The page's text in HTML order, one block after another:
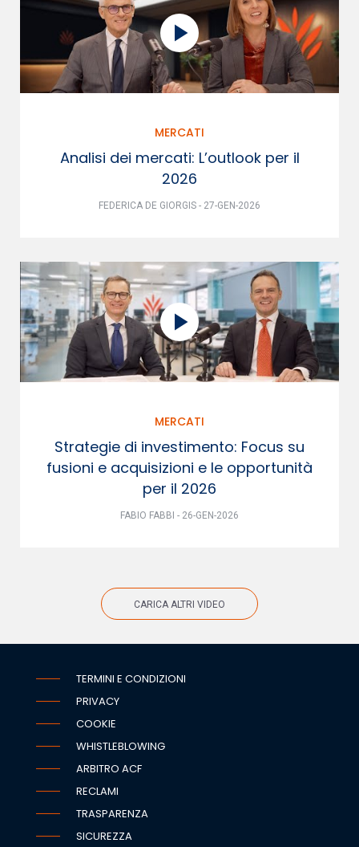
MERCATI
Analisi dei mercati: L’outlook per il
2026
FEDERICA DE GIORGIS - 27-GEN-2026
MERCATI
Strategie di investimento: Focus su
fusioni e acquisizioni e le opportunità
per il 2026
FABIO FABBI - 26-GEN-2026
CARICA ALTRI VIDEO
TERMINI E CONDIZIONI
PRIVACY
COOKIE
WHISTLEBLOWING
ARBITRO ACF
RECLAMI
TRASPARENZA
SICUREZZA